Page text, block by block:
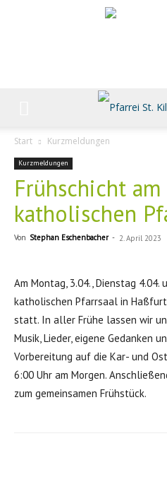
Start Kurzmeldungen
Kurzmeldungen
Frühschicht
katholischen
Von Stephan Eschenbacher - 2. April 2023
Am Montag, 3.04., Dienstag
katholischen Pfarrsaal in
statt. In aller Frühe lassen wir
Musik, Lieder, eigene Gedanken
Vorbereitung auf die Kar- und
6:00 Uhr am Morgen.
zum gemeinsamen Frühstück.